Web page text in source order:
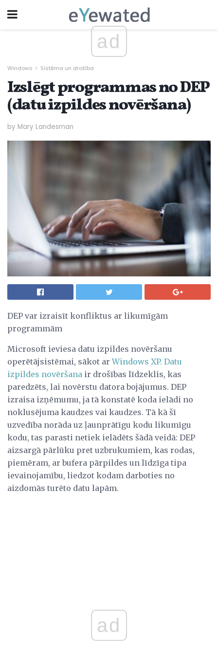
ad
Windows Sistēma un drošība
Izslēgt programmas no DEP
(datu izpildes novēršana)
by Mary Landesman
DEP var izraisīt konfliktus ar likumīgām
programmām
Microsoft ieviesa datu izpildes novēršanu
operētājsistēmai, sākot arWindows XP. Datu
izpildes novēršana ir drošības līdzeklis, kas
paredzēts, lai novērstu datora bojājumus. DEP
izraisa izņēmumu, ja tā konstatē koda ielādi no
noklusējuma kaudzes vai kaudzes. Tā kā šī
uzvedība norāda uz ļaunprātīgu kodu likumīgu
kodu, tas parasti netiek ielādēts šādā veidā: DEP
aizsargā pārlūku pret uzbrukumiem, kas rodas,
piemēram, ar bufera pārpildes un līdzīga tipa
ievainojamību, liedzot kodam darboties no
aizdomās turēto datu lapām.
ad